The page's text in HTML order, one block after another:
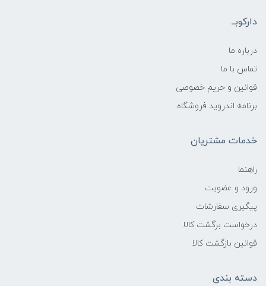
دارکوبــ
درباره ما
تماس با ما
قوانین و حریم خصوصی
برنامه اندروید فروشگاه
خدمات مشتریان
راهنما
ورود و عضویت
پیگیری سفارشات
درخواست برگشت کالا
قوانین بازگشت کالا
دسته بندی